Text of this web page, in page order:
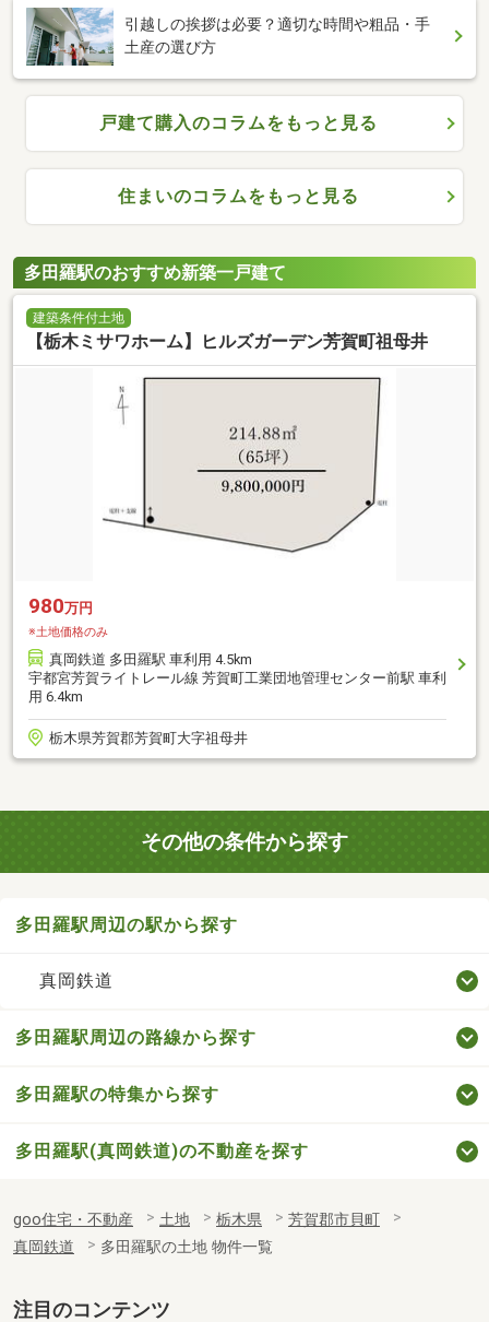
引越しの挨拶は必要？適切な時間や粗品・手
土産の選び方
戸建て購入のコラムをもっと見る
住まいのコラムをもっと見る
多田羅駅のおすすめ新築一戸建て
建築条件付土地
【栃木ミサワホーム】ヒルズガーデン芳賀町祖母井
980万円
※土地価格のみ
真岡鉄道 多田羅駅 車利用 4.5km
宇都宮芳賀ライトレール線 芳賀町工業団地管理センター前駅 車利
用 6.4km
栃木県芳賀郡芳賀町大字祖母井
その他の条件から探す
多田羅駅周辺の駅から探す
真岡鉄道
多田羅駅周辺の路線から探す
多田羅駅の特集から探す
多田羅駅(真岡鉄道)の不動産を探す
goo住宅・不動産 土地 栃木県
芳賀郡市貝町
真岡鉄道
多田羅駅の土地 物件一覧
注目のコンテンツ